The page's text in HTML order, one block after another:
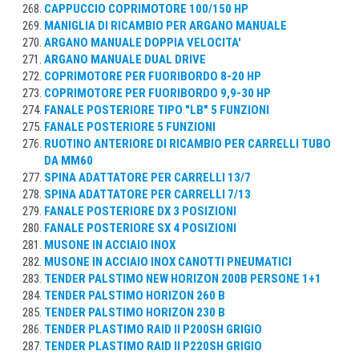
CAPPUCCIO COPRIMOTORE 100/150 HP
MANIGLIA DI RICAMBIO PER ARGANO MANUALE
ARGANO MANUALE DOPPIA VELOCITA'
ARGANO MANUALE DUAL DRIVE
COPRIMOTORE PER FUORIBORDO 8-20 HP
COPRIMOTORE PER FUORIBORDO 9,9-30 HP
FANALE POSTERIORE TIPO "LB" 5 FUNZIONI
FANALE POSTERIORE 5 FUNZIONI
RUOTINO ANTERIORE DI RICAMBIO PER CARRELLI TUBO
DA MM60
SPINA ADATTATORE PER CARRELLI 13/7
SPINA ADATTATORE PER CARRELLI 7/13
FANALE POSTERIORE DX 3 POSIZIONI
FANALE POSTERIORE SX 4 POSIZIONI
MUSONE IN ACCIAIO INOX
MUSONE IN ACCIAIO INOX CANOTTI PNEUMATICI
TENDER PALSTIMO NEW HORIZON 200B PERSONE 1+1
TENDER PALSTIMO HORIZON 260 B
TENDER PALSTIMO HORIZON 230 B
TENDER PLASTIMO RAID II P200SH GRIGIO
TENDER PLASTIMO RAID II P220SH GRIGIO